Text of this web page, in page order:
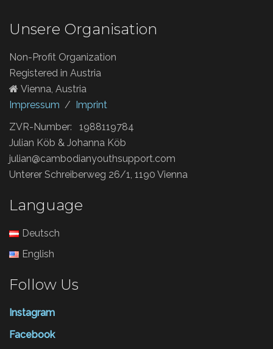
Unsere Organisation
Non-Profit Organization
Registered in Austria
Vienna, Austria
Impressum / Imprint
ZVR-Number: 1988119784
Julian Köb & Johanna Köb
julian@cambodianyouthsupport.com
Unterer Schreiberweg 26/1, 1190 Vienna
Language
Deutsch
English
Follow Us
Instagram
Facebook